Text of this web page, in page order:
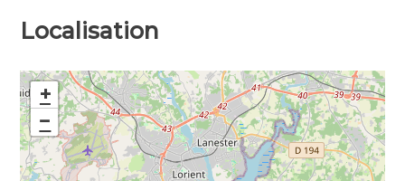
Localisation
+
−